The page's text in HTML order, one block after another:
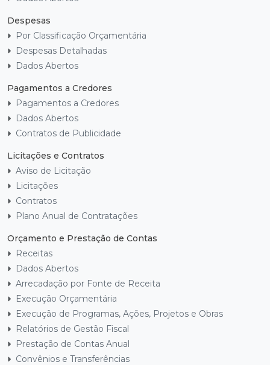
Despesas
Por Classificação Orçamentária
Despesas Detalhadas
Dados Abertos
Pagamentos a Credores
Pagamentos a Credores
Dados Abertos
Contratos de Publicidade
Licitações e Contratos
Aviso de Licitação
Licitações
Contratos
Plano Anual de Contratações
Orçamento e Prestação de Contas
Receitas
Dados Abertos
Arrecadação por Fonte de Receita
Execução Orçamentária
Execução de Programas, Ações, Projetos e Obras
Relatórios de Gestão Fiscal
Prestação de Contas Anual
Convênios e Transferências